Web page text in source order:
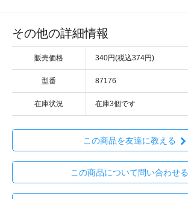
その他の詳細情報
販売価格 340円(税込374円)
型番 87176
在庫状況 在庫3個です
この商品を友達に教える
この商品について問い合わせる